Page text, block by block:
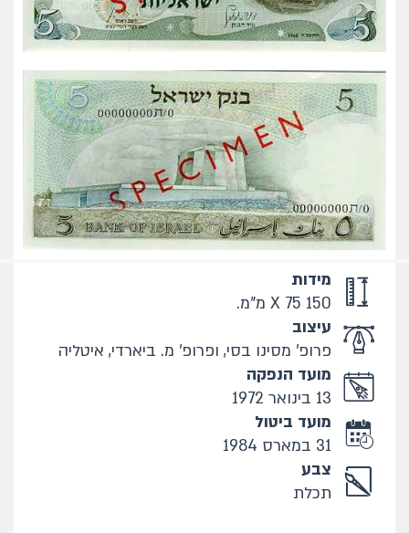
מידות
150 X 75 מ"מ.
עיצוב
פרופ' מסינו בסי, ופרופ' מ. ביארדי, איטליה
מועד הנפקה
13 בינואר 1972
מועד ביטול
31 במארס 1984
צבע
תכלת